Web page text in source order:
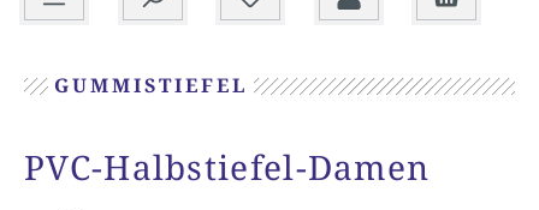
GUMMISTIEFEL
PVC-Halbstiefel-Damen